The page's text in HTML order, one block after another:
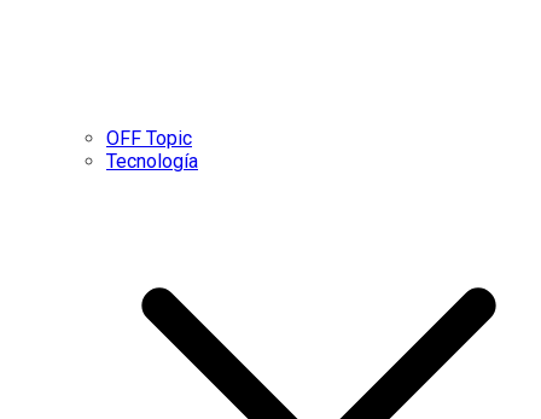
OFF Topic
Tecnología